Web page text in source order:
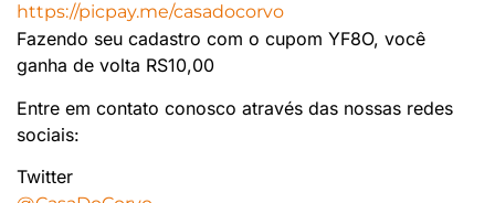
https://picpay.me/casadocorvo
Fazendo seu cadastro com o cupom YF8O, você
ganha de volta RS10,00
Entre em contato conosco através das nossas redes
sociais:
Twitter